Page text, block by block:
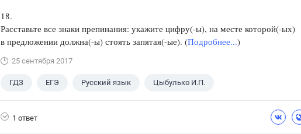
18.
Расставьте все знаки препинания: укажите цифру(-ы), на месте которой(-ых)
в предложении должна(-ы) стоять запятая(-ые). (Подробнее...)
25 сентября 2017
ГДЗ ЕГЭ Русский язык Цыбулько И.П.
1 ответ